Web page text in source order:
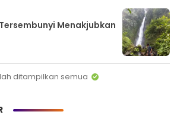
Menakjubkan
ditampilkan semua